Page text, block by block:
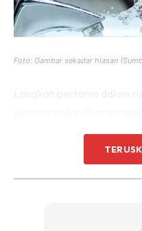
Foto: Gambar sekadar hiasan
sepanjang malam. Pilih
jenis kulit anda, sama ada
Ini akan memastikan kulit